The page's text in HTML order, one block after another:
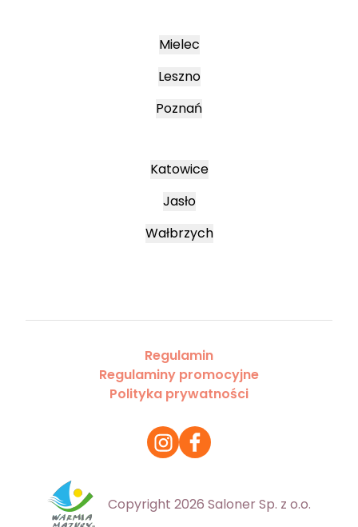
Mielec
Leszno
Poznań
Katowice
Jasło
Wałbrzych
Regulamin
Regulaminy promocyjne
Polityka prywatności
Copyright 2026 Saloner Sp. z o.o.